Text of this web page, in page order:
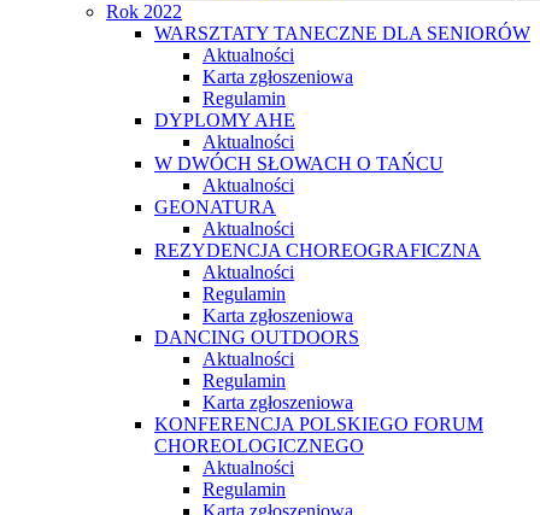
Rok 2022
WARSZTATY TANECZNE DLA SENIORÓW
Aktualności
Karta zgłoszeniowa
Regulamin
DYPLOMY AHE
Aktualności
W DWÓCH SŁOWACH O TAŃCU
Aktualności
GEONATURA
Aktualności
REZYDENCJA CHOREOGRAFICZNA
Aktualności
Regulamin
Karta zgłoszeniowa
DANCING OUTDOORS
Aktualności
Regulamin
Karta zgłoszeniowa
KONFERENCJA POLSKIEGO FORUM
CHOREOLOGICZNEGO
Aktualności
Regulamin
Karta zgłoszeniowa